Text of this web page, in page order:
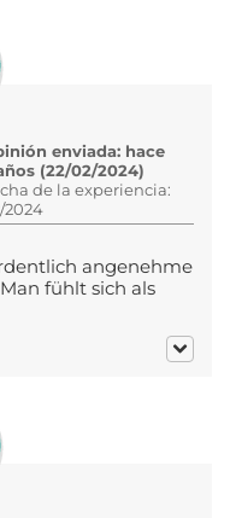
enviada: hace
(22/02/2024)
de la experiencia:
2024
angenehme
fühlt sich als